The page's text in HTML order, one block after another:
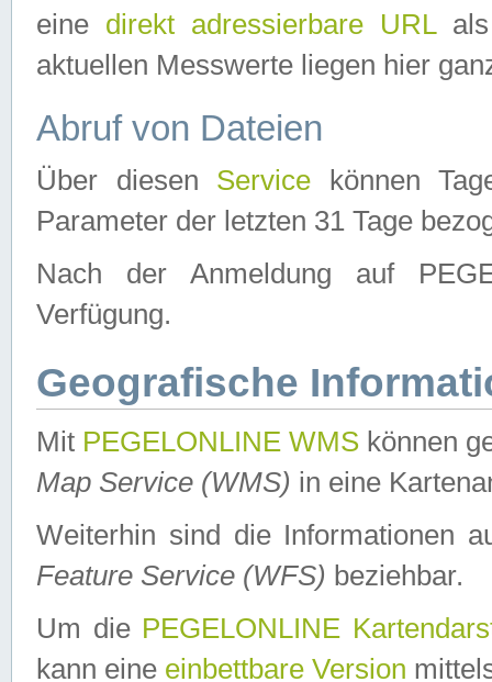
eine direkt adressierbare URLals
aktuellen Messwerte liegen hier
Abruf von Dateien
Über diesen Service können
Parameter der letzten 31 Tage
Nach der Anmeldung auf
Verfügung.
Geografische
Mit PEGELONLINE WMS können
Map Service (WMS) in eine
Weiterhin sind die Informationen
Feature Service (WFS) beziehbar.
Um die PEGELONLINE
kann eine einbettbare Version